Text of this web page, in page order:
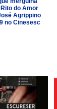
do Amor
Agrippino
no Cinesesc